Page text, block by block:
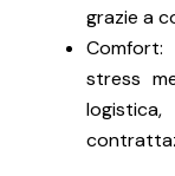
grazie a
stress